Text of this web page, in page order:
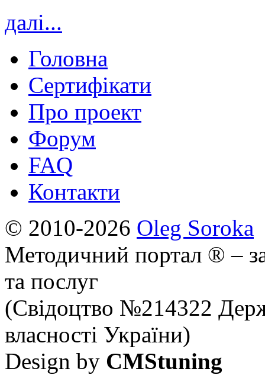
далі...
Головна
Сертифікати
Про проект
Форум
FAQ
Контакти
© 2010-2026 Oleg Soroka
Методичний портал ® –
та послуг
(Свідоцтво №214322
власності України)
Design by CMStuning